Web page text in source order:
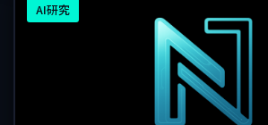
AI研究